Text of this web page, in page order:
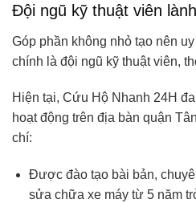
Đội ngũ kỹ thuật viên
Góp phần không nhỏ tạo nên
chính là đội ngũ kỹ thuật viên,
Hiện tại, Cứu Hộ Nhanh 24H
hoạt động trên địa bàn quận
chí:
Được đào tạo bài bản,
sửa chữa xe máy từ 5 năm